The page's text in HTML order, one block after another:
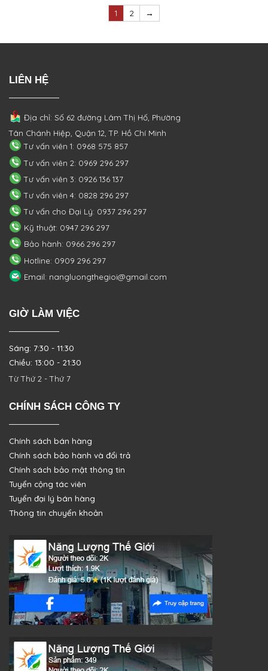
1 2 →
LIÊN HỆ
Địa chỉ: Số 62 đường Lâm Thị Hố, Phường
Tân Chánh Hiệp, Quận 12, TP. Hồ Chí Minh
Tư vấn viên 1: 0968 575 857
Tư vấn viên 2: 0969 296 297
Tư vấn viên 3: 0926 136 137
Tư vấn viên 4: 0828 296 297
Tư vấn cho Đại Lý: 0937 296 297
Kỹ thuật: 0947 296 297
Bảo hành: 0966 296 297
Hotline: 0909 296 297
Email: nangluongthegioi@gmail.com
GIỜ LÀM VIỆC
Sáng: 7:30 - 11:30
Chiều: 13:00 - 21:30
Từ Thứ 2 - Thứ 7
CHÍNH SÁCH CÔNG TY
Chính sách bán hàng
Chính sách bảo hành và đổi trả
Chính sách bảo mật thông tin
Tuyển cộng tác viên
Tuyển đại lý bán hàng
Thông tin chuyển khoản